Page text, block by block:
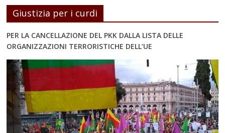
Giustizia per i curdi
PER LA CANCELLAZIONE DEL PKK DALLA LISTA DELLE
ORGANIZZAZIONI TERRORISTICHE DELL’UE